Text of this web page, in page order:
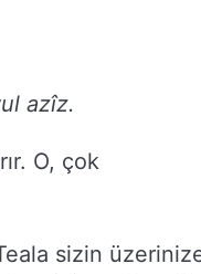
azîz.
O, çok
sizin